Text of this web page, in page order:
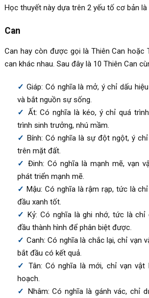
Học thuyết này dựa trên 2 yếu tố cơ bản là
Can
Can hay còn được gọi là Thiên Can hoặc
can khác nhau. Sau đây là 10 Thiên Can
Giáp: Có nghĩa là mở, ý chỉ dấu
và bắt nguồn sự sống.
Ất: Có nghĩa là kéo, ý chỉ quá
trình sinh trưởng, nhú mầm.
Bính: Có nghĩa là sự đột ngột, ý
trên mặt đất.
Đinh: Có nghĩa là mạnh mẽ, vạn
phát triển mạnh mẽ.
Mậu: Có nghĩa là rậm rạp, tức là
đầu xanh tốt.
Kỷ: Có nghĩa là ghi nhớ, tức là
đầu thành hình để phân biệt được.
Canh: Có nghĩa là chắc lại, chỉ vạn
bắt đầu có kết quả.
Tân: Có nghĩa là mới, chỉ vạn
hoạch.
Nhâm: Có nghĩa là gánh vác, chỉ